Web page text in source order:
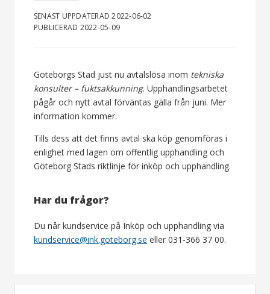
SENAST UPPDATERAD 2022-06-02
PUBLICERAD 2022-05-09
Göteborgs Stad just nu avtalslösa inom tekniska
konsulter – fuktsakkunning. Upphandlingsarbetet
pågår och nytt avtal förväntas gälla från juni. Mer
information kommer.
Tills dess att det finns avtal ska köp genomföras i
enlighet med lagen om offentlig upphandling och
Göteborg Stads riktlinje för inköp och upphandling.
Har du frågor?
Du når kundservice på Inköp och upphandling via
kundservice@ink.goteborg.se eller 031-366 37 00.